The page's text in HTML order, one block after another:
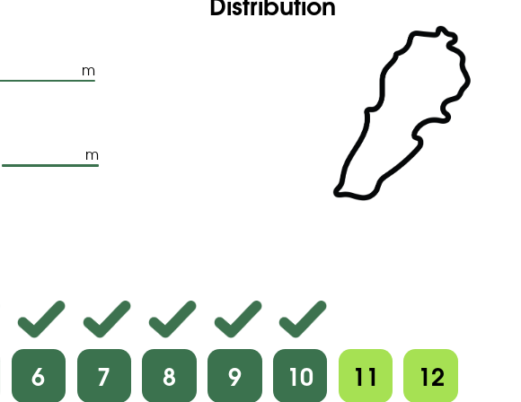
m
m
6 7 8 9 10 11 12